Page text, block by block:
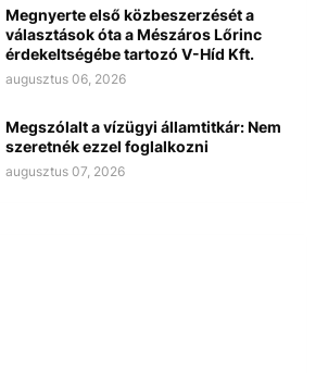
Megnyerte első közbeszerzését a
választások óta a Mészáros Lőrinc
érdekeltségébe tartozó V-Híd Kft.
augusztus 06, 2026
Megszólalt a vízügyi államtitkár: Nem
szeretnék ezzel foglalkozni
augusztus 07, 2026